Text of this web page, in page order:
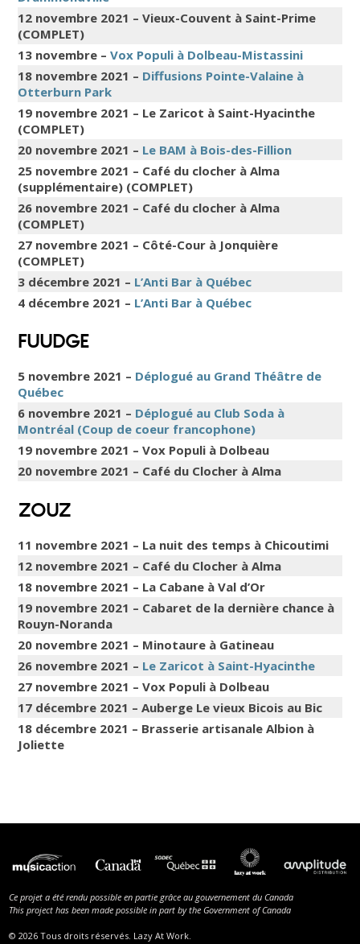
12 novembre 2021 – Vieux-Couvent à Saint-Prime
(COMPLET)
13 novembre –Vox Populi à Dolbeau-Mistassini
18 novembre 2021 – Diffusions Pointe-Valaine à
Otterburn Park
19 novembre 2021 – Le Zaricot à Saint-Hyacinthe
(COMPLET)
20 novembre 2021 – Le BAM à Bois-des-Fillion
25 novembre 2021 – Café du clocher à Alma
(supplémentaire) (COMPLET)
26 novembre 2021 – Café du clocher à Alma
(COMPLET)
27 novembre 2021 – Côté-Cour à Jonquière
(COMPLET)
3 décembre 2021 – L’Anti Bar à Québec
4 décembre 2021 – L’Anti Bar à Québec
FUUDGE
5 novembre 2021 – Déplogué au Grand Théâtre de
Québec
6 novembre 2021 – Déplogué au Club Soda à
Montréal (Coup de coeur francophone)
19 novembre 2021 – Vox Populi à Dolbeau
20 novembre 2021 – Café du Clocher à Alma
ZOUZ
11 novembre 2021 – La nuit des temps à Chicoutimi
12 novembre 2021 – Café du Clocher à Alma
18 novembre 2021 – La Cabane à Val d’Or
19 novembre 2021 – Cabaret de la dernière chance à
Rouyn-Noranda
20 novembre 2021 – Minotaure à Gatineau
26 novembre 2021 – Le Zaricot à Saint-Hyacinthe
27 novembre 2021 – Vox Populi à Dolbeau
17 décembre 2021 – Auberge Le vieux Bicois au Bic
18 décembre 2021 – Brasserie artisanale Albion à
Joliette
Ce projet a été rendu possible en partie grâce au gouvernement du Canada
This project has been made possible in part by the Government of Canada
© 2026 Tous droits réservés. Lazy At Work.